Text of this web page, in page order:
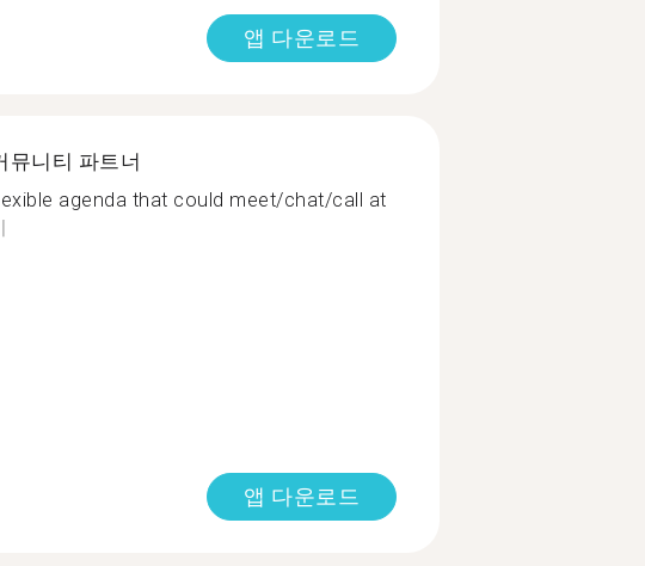
앱 다운로드
뮤니티 파트너
agenda that could meet/chat/call at
앱 다운로드